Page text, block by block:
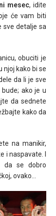
mesec, idite
će vam biti
sve detalje sa
obuciti je
njoj kako bi se
da li je sve
ako je u
da sednete
kako da
na manikir,
i naspavate. I
da se dobro
ovako…